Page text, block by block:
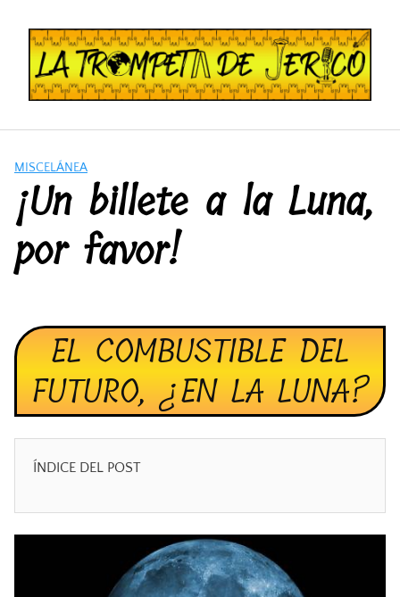
contenido
MISCELÁNEA
¡Un billete a la Luna,
por favor!
EL COMBUSTIBLE DEL
FUTURO, ¿EN LA LUNA?
ÍNDICE DEL POST